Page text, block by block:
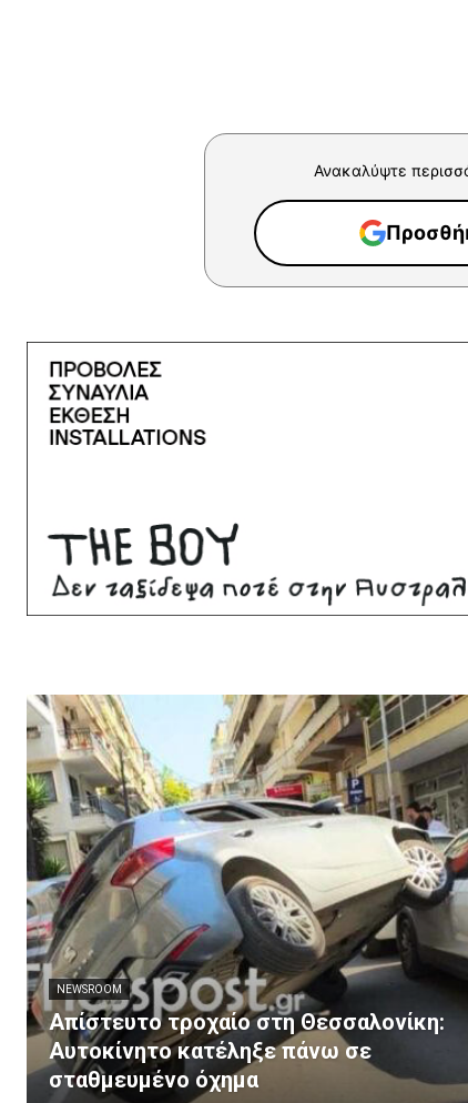
Ανακαλύψτε
NEWSROOM
Απίστευτο τροχαίο στη Θεσσαλονίκη:
Αυτοκίνητο κατέληξε πάνω σε
σταθμευμένο όχημα